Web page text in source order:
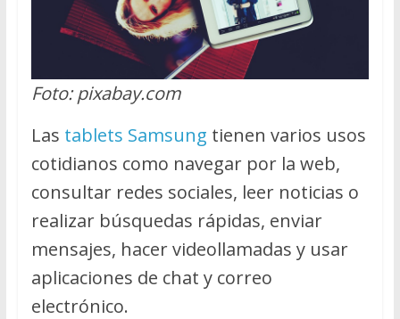
Foto: pixabay.com
Las tablets Samsung tienen varios usos
cotidianos como navegar por la web,
consultar redes sociales, leer noticias o
realizar búsquedas rápidas, enviar
mensajes, hacer videollamadas y usar
aplicaciones de chat y correo
electrónico.